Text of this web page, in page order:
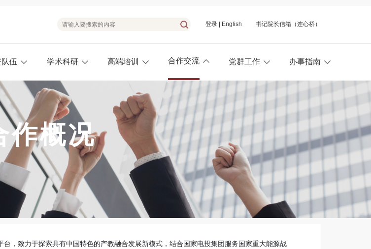
书记院长信箱（连心桥）
登录 English
伍 学术科研 高端培训 合作交流 党群工作 办事指南
作概况
台，致力于探索具有中国特色的产教融合发展新模式，结合国家电投集团服务国家重大能源战